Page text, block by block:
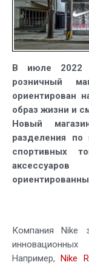
В июле 2022
розничный
ориентирован
образ жизни и
Новый
разделения по
спортивных
Компания Nike
Например, Nike